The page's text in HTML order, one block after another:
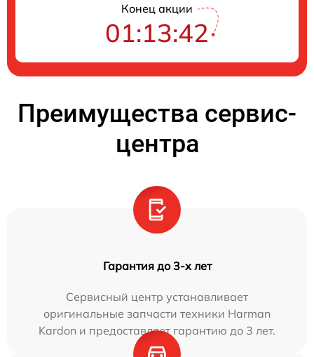
Конец акции
01:13:41
Преимущества сервис-
центра
Гарантия до 3-х лет
Сервисный центр устанавливает
оригинальные запчасти техники Harman
Kardon и предоставляет гарантию до 3 лет.